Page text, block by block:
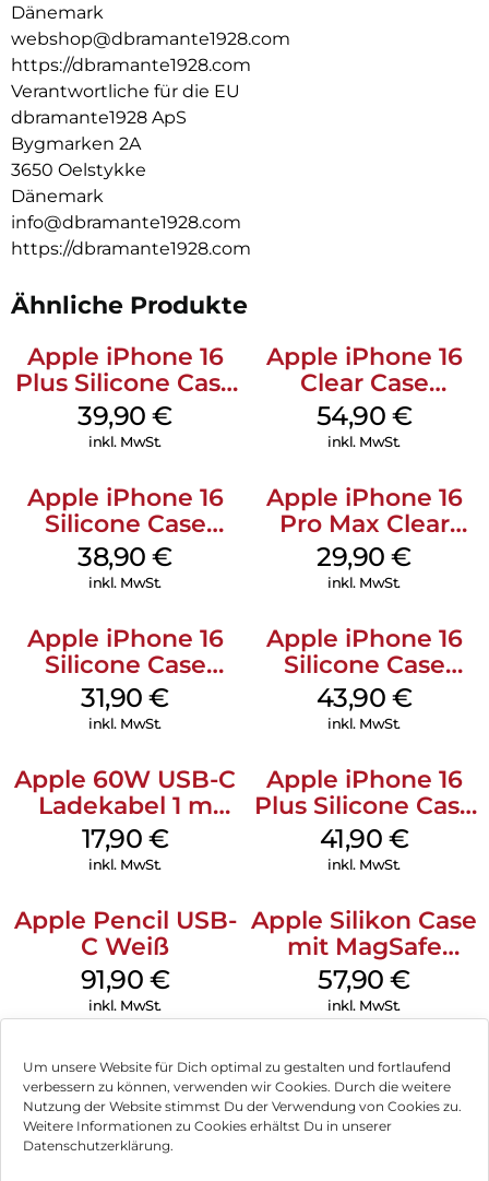
Um unsere Website für Dich optimal zu gestalten und fortlaufend
verbessern zu können, verwenden wir Cookies. Durch die weitere
Nutzung der Website stimmst Du der Verwendung von Cookies zu.
Weitere Informationen zu Cookies erhältst Du in unserer
Datenschutzerklärung.
Dänemark
webshop@dbramante1928.com
https://dbramante1928.com
Verantwortliche für die EU
dbramante1928 ApS
Bygmarken 2A
3650 Oelstykke
Dänemark
info@dbramante1928.com
https://dbramante1928.com
Ähnliche Produkte
Apple iPhone 16
Plus Silicone Case
MagSafe Plum
39,90€
inkl. MwSt.
Apple iPhone 16
Clear Case
MagSafe
Transparent
54,90 €
inkl. MwSt.
Apple iPhone 16
Silicone Case
MagSafe
Ultramarine
38,90€
inkl. MwSt.
Apple iPhone 16
Pro Max Clear
Case MagSafe
Transparent
29,90€
inkl. MwSt.
Apple iPhone 16
Silicone Case
MagSafe Fuchsia
31,90€
inkl. MwSt.
Apple iPhone 16
Silicone Case
MagSafe Plum
43,90 €
inkl. MwSt.
Apple 60W USB-C
Ladekabel 1 m
Weiß
17,90 €
inkl. MwSt.
Apple iPhone 16
Plus Silicone Case
MagSafe Stone
Gray
41,90 €
inkl. MwSt.
Apple Pencil USB-
C Weiß
91,90 €
inkl. MwSt.
Apple Silikon Case
mit MagSafe
iPhone 14 Pro
(PRODUCT)RED
57,90€
inkl. MwSt.
Impressum